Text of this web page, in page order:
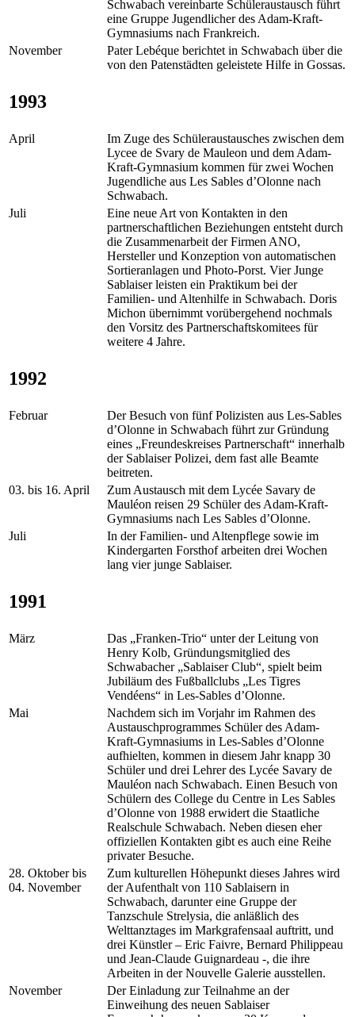
Schwabach vereinbarte Schüleraustausch führt
eine Gruppe Jugendlicher des Adam-Kraft-
Gymnasiums nach Frankreich.
November
Pater Lebéque berichtet in Schwabach über die
von den Patenstädten geleistete Hilfe in Gossas.
1993
April
Im Zuge des Schüleraustausches zwischen dem
Lycee de Svary de Mauleon und dem Adam-
Kraft-Gymnasium kommen für zwei Wochen
Jugendliche aus Les Sables d’Olonne nach
Schwabach.
Juli
Eine neue Art von Kontakten in den
partnerschaftlichen Beziehungen entsteht durch
die Zusammenarbeit der Firmen ANO,
Hersteller und Konzeption von automatischen
Sortieranlagen und Photo-Porst. Vier Junge
Sablaiser leisten ein Praktikum bei der
Familien- und Altenhilfe in Schwabach. Doris
Michon übernimmt vorübergehend nochmals
den Vorsitz des Partnerschaftskomitees für
weitere 4 Jahre.
1992
Februar
Der Besuch von fünf Polizisten aus Les-Sables
d’Olonne in Schwabach führt zur Gründung
eines „Freundeskreises Partnerschaft“ innerhalb
der Sablaiser Polizei, dem fast alle Beamte
beitreten.
03. bis 16. April
Zum Austausch mit dem Lycée Savary de
Mauléon reisen 29 Schüler des Adam-Kraft-
Gymnasiums nach Les Sables d’Olonne.
Juli
In der Familien- und Altenpflege sowie im
Kindergarten Forsthof arbeiten drei Wochen
lang vier junge Sablaiser.
1991
März
Das „Franken-Trio“ unter der Leitung von
Henry Kolb, Gründungsmitglied des
Schwabacher „Sablaiser Club“, spielt beim
Jubiläum des Fußballclubs „Les Tigres
Vendéens“ in Les-Sables d’Olonne.
Mai
Nachdem sich im Vorjahr im Rahmen des
Austauschprogrammes Schüler des Adam-
Kraft-Gymnasiums in Les-Sables d’Olonne
aufhielten, kommen in diesem Jahr knapp 30
Schüler und drei Lehrer des Lycée Savary de
Mauléon nach Schwabach. Einen Besuch von
Schülern des College du Centre in Les Sables
d’Olonne von 1988 erwidert die Staatliche
Realschule Schwabach. Neben diesen eher
offiziellen Kontakten gibt es auch eine Reihe
privater Besuche.
28. Oktober bis
04. November
Zum kulturellen Höhepunkt dieses Jahres wird
der Aufenthalt von 110 Sablaisern in
Schwabach, darunter eine Gruppe der
Tanzschule Strelysia, die anläßlich des
Welttanztages im Markgrafensaal auftritt, und
drei Künstler – Eric Faivre, Bernard Philippeau
und Jean-Claude Guignardeau -, die ihre
Arbeiten in der Nouvelle Galerie ausstellen.
November
Der Einladung zur Teilnahme an der
Einweihung des neuen Sablaiser